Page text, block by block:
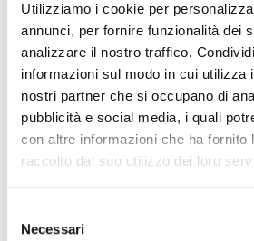
Utilizziamo i cookie per
annunci, per fornire funzionalità dei
analizzare il nostro traffico.
informazioni sul modo in cui utilizza
nostri partner che si occupano di
pubblicità e social media, i quali
con altre informazioni che ha fornito
raccolto dal suo utilizzo dei loro
delNecessari
passioni con una cucina che si
Langa.
questa cucina, con piatti che
creatività, con un buon corredo di
Cremoso di melanzana